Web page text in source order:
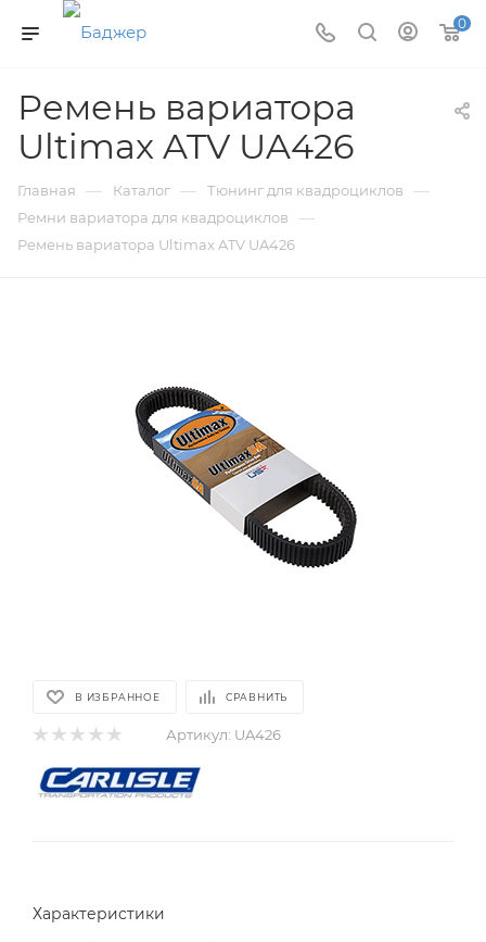
0
Ремень вариатора
Ultimax ATV UA426
Главная — Каталог — Тюнинг для квадроциклов —
Ремни вариатора для квадроциклов —
Ремень вариатора Ultimax ATV UA426
В ИЗБРАННОЕ СРАВНИТЬ
Артикул: UA426
Характеристики